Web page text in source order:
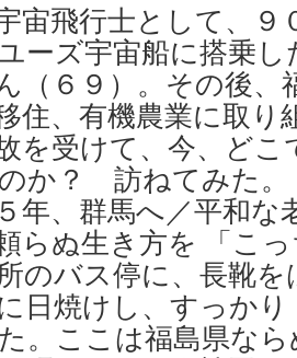
宙飛行士として、９
ーズ宇宙船に搭乗
（６９）。その後、
住、有機農業に取り
を受けて、今、ど
か？ 訪ねてみた
年、群馬へ／平和な
らぬ生き方を 「こ
のバス停に、長靴
日焼けし、すっか
。ここは福島県な